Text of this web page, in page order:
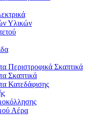
Υλικών
Περιστροφικά Σκαπτικά
Σκαπτικά
Κατεδάφισης
Αέρα